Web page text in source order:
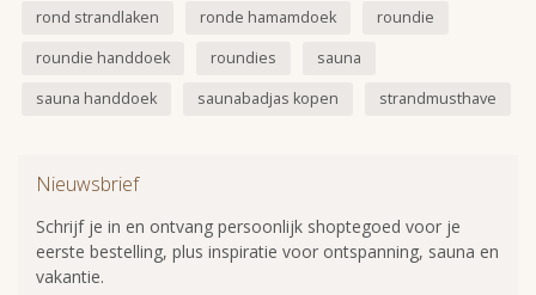
rond strandlaken
ronde hamamdoek
roundie
roundie handdoek
roundies
sauna
sauna handdoek
saunabadjas kopen strandmusthave
Nieuwsbrief
Schrijf je in en ontvang persoonlijk shoptegoed voor je
eerste bestelling, plus inspiratie voor ontspanning, sauna en
vakantie.